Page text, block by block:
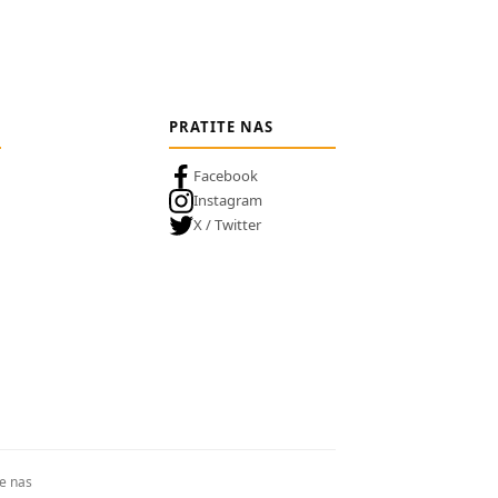
PRATITE NAS
Facebook
Instagram
X / Twitter
nas